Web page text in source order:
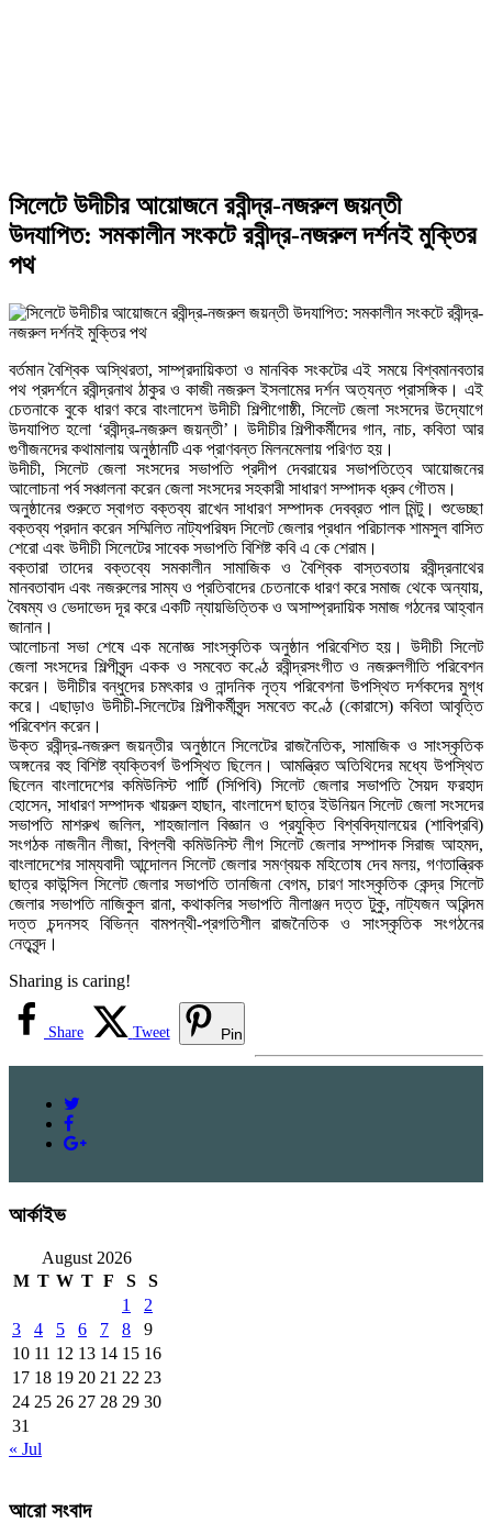
সিলেটে উদীচীর আয়োজনে রবীন্দ্র-নজরুল জয়ন্তী
উদযাপিত: সমকালীন সংকটে রবীন্দ্র-নজরুল দর্শনই মুক্তির
পথ
‎বর্তমান বৈশ্বিক অস্থিরতা, সাম্প্রদায়িকতা ও মানবিক সংকটের এই সময়ে বিশ্বমানবতার
পথ প্রদর্শনে রবীন্দ্রনাথ ঠাকুর ও কাজী নজরুল ইসলামের দর্শন অত্যন্ত প্রাসঙ্গিক। এই
চেতনাকে বুকে ধারণ করে বাংলাদেশ উদীচী শিল্পীগোষ্ঠী, সিলেট জেলা সংসদের উদ্যোগে
উদযাপিত হলো ‘রবীন্দ্র-নজরুল জয়ন্তী’। উদীচীর শিল্পীকর্মীদের গান, নাচ, কবিতা আর
গুণীজনদের কথামালায় অনুষ্ঠানটি এক প্রাণবন্ত মিলনমেলায় পরিণত হয়।
উদীচী, সিলেট জেলা সংসদের সভাপতি প্রদীপ দেবরায়ের সভাপতিত্বে আয়োজনের
আলোচনা পর্ব সঞ্চালনা করেন জেলা সংসদের সহকারী সাধারণ সম্পাদক ধ্রুব গৌতম।
অনুষ্ঠানের শুরুতে স্বাগত বক্তব্য রাখেন সাধারণ সম্পাদক দেবব্রত পাল মিন্টু। শুভেচ্ছা
বক্তব্য প্রদান করেন সম্মিলিত নাট্যপরিষদ সিলেট জেলার প্রধান পরিচালক শামসুল বাসিত
শেরো এবং উদীচী সিলেটের সাবেক সভাপতি বিশিষ্ট কবি এ কে শেরাম।
‎বক্তারা তাদের বক্তব্যে সমকালীন সামাজিক ও বৈশ্বিক বাস্তবতায় রবীন্দ্রনাথের
মানবতাবাদ এবং নজরুলের সাম্য ও প্রতিবাদের চেতনাকে ধারণ করে সমাজ থেকে অন্যায়,
বৈষম্য ও ভেদাভেদ দূর করে একটি ন্যায়ভিত্তিক ও অসাম্প্রদায়িক সমাজ গঠনের আহ্বান
জানান।
‎‎আলোচনা সভা শেষে এক মনোজ্ঞ সাংস্কৃতিক অনুষ্ঠান পরিবেশিত হয়। উদীচী সিলেট
জেলা সংসদের শিল্পীবৃন্দ একক ও সমবেত কণ্ঠে রবীন্দ্রসংগীত ও নজরুলগীতি পরিবেশন
করেন। উদীচীর বন্ধুদের চমৎকার ও নান্দনিক নৃত্য পরিবেশনা উপস্থিত দর্শকদের মুগ্ধ
করে। এছাড়াও উদীচী-সিলেটের শিল্পীকর্মীবৃন্দ সমবেত কণ্ঠে (কোরাসে) কবিতা আবৃত্তি
পরিবেশন করেন।
‎উক্ত রবীন্দ্র-নজরুল জয়ন্তীর অনুষ্ঠানে সিলেটের রাজনৈতিক, সামাজিক ও সাংস্কৃতিক
অঙ্গনের বহু বিশিষ্ট ব্যক্তিবর্গ উপস্থিত ছিলেন। আমন্ত্রিত অতিথিদের মধ্যে উপস্থিত
ছিলেন বাংলাদেশের কমিউনিস্ট পার্টি (সিপিবি) সিলেট জেলার সভাপতি সৈয়দ ফরহাদ
হোসেন, সাধারণ সম্পাদক খায়রুল হাছান, বাংলাদেশ ছাত্র ইউনিয়ন সিলেট জেলা সংসদের
সভাপতি মাশরুখ জলিল, শাহজালাল বিজ্ঞান ও প্রযুক্তি বিশ্ববিদ্যালয়ের (শাবিপ্রবি)
সংগঠক নাজনীন লীজা, বিপ্লবী কমিউনিস্ট লীগ সিলেট জেলার সম্পাদক সিরাজ আহমদ,
বাংলাদেশের সাম্যবাদী আন্দোলন সিলেট জেলার সমণ্বয়ক মহিতোষ দেব মলয়, গণতান্ত্রিক
ছাত্র কাউন্সিল সিলেট জেলার সভাপতি তানজিনা বেগম, চারণ সাংস্কৃতিক কেন্দ্র সিলেট
জেলার সভাপতি নাজিকুল রানা, কথাকলির সভাপতি নীলাঞ্জন দত্ত টুকু, নাট্যজন অরিন্দম
দত্ত চন্দনসহ বিভিন্ন বামপন্থী-প্রগতিশীল রাজনৈতিক ও সাংস্কৃতিক সংগঠনের
নেতৃবৃন্দ।
Sharing is caring!
Share Tweet Pin
আর্কাইভ
August 2026
M T W T F S
S
1
2
3
4 5 6 7 8
9
10 11 12 13 14 15 16
17 18 19 20 21 22 23
24 25 26 27 28 29 30
31
« Jul
আরো সংবাদ